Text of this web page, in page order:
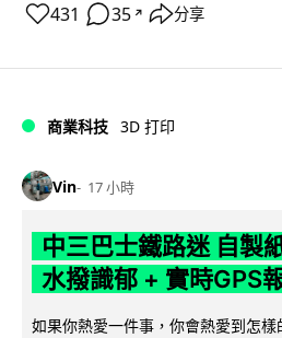
431 35 ↗ 分享
商業科技 3D 打印
Vin 17 小時
中三巴士鐵路迷 自製
水撥識郁 + 實時GPS
如果你熱愛一件事，你會熱愛到怎